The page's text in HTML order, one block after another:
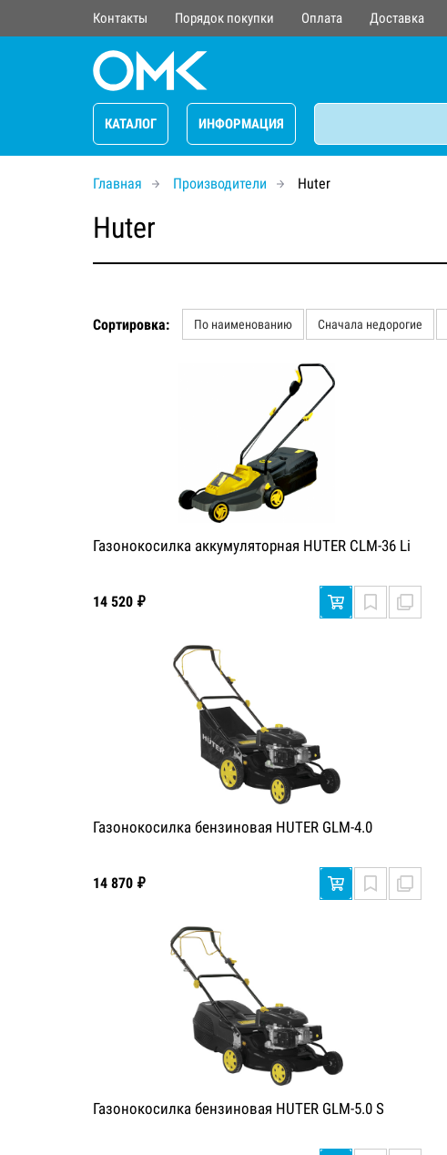
Контакты Порядок покупки Оплата Доставка
КАТАЛОГ ИНФОРМАЦИЯ
Главная Производители Huter
Huter
Сортировка: По наименованию Сначала недорогие
Газонокосилка аккумуляторная HUTER CLM-36 Li
14 520 ₽
Газонокосилка бензиновая HUTER GLM-4.0
14 870 ₽
Газонокосилка бензиновая HUTER GLM-5.0 S